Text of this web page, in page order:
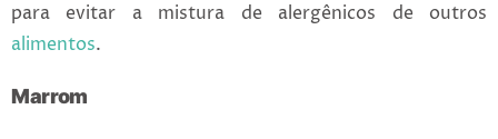
para evitar a mistura de alergênicos de outros
alimentos.
Marrom